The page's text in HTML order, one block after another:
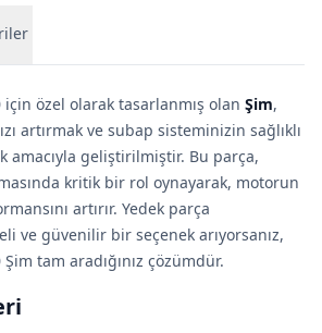
özel olarak tasarlanmış olan Şim,
artırmak ve subap sisteminizin sağlıklı
amacıyla geliştirilmiştir. Bu parça,
kritik bir rol oynayarak, motorun
artırır. Yedek parça
ve güvenilir bir seçenek arıyorsanız,
tam aradığınız çözümdür.